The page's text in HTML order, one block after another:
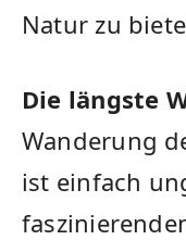
Natur zu
Die längste
Wanderung
ist​ einfach